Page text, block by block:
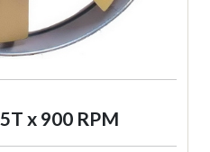
x 900 RPM